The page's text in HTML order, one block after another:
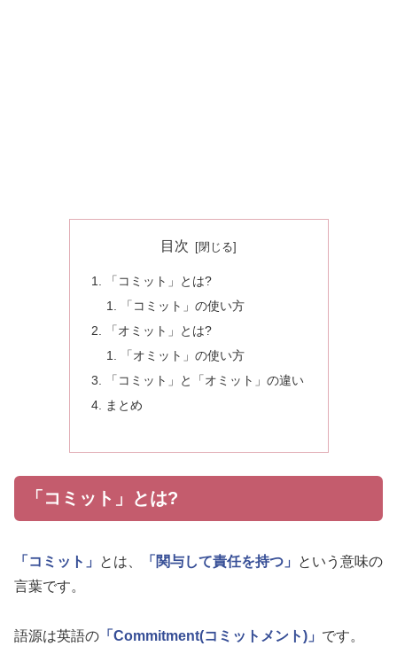
目次
「コミット」とは?
「コミット」の使い方
「オミット」とは?
「オミット」の使い方
「コミット」と「オミット」の違い
まとめ
「コミット」とは?
「コミット」 とは、 「関与して責任を持つ」
という意味の
言葉です。
語源は英語の 「Commitment(コミットメント)」 です。